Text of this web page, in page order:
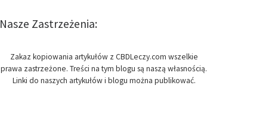
Nasze Zastrzeżenia:
Zakaz kopiowania artykułów z CBDLeczy.com wszelkie
prawa zastrzeżone. Treści na tym blogu są naszą własnością.
Linki do naszych artykułów i blogu można publikować.